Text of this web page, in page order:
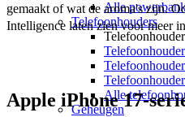
Alle
Telefoonhouders
Alle
Geheugen
gemaakt of wat de aroma's zijn.
Intelligence laten zien voor meer
Apple iPhone 17-